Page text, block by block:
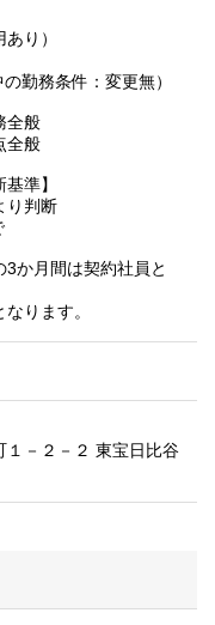
り）
勤務条件：変更無）
全般
全般
準】
り判断
か月間は契約社員と
ります。
１－２－２ 東宝日比谷